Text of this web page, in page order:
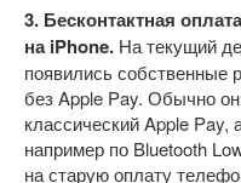
3. Бесконтактная
на iPhone. На текущий
появились
без Apple Pay. Обычно
классический Apple Pay,
например по Bluetooth
на старую оплату